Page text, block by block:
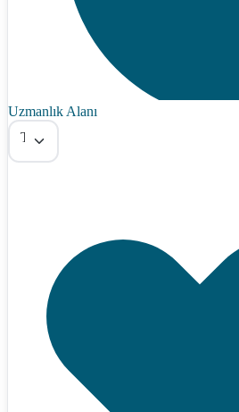
Uzmanlık Alanı
Tümü